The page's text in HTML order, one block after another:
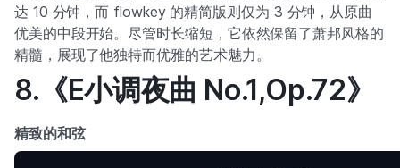
达 10 分钟，而 flowkey 的精简版则仅为 3 分钟，从原曲
优美的中段开始。尽管时长缩短，它依然保留了萧邦风格的
精髓，展现了他独特而优雅的艺术魅力。
8.《E小调夜曲 No.1,Op.72》
精致的和弦